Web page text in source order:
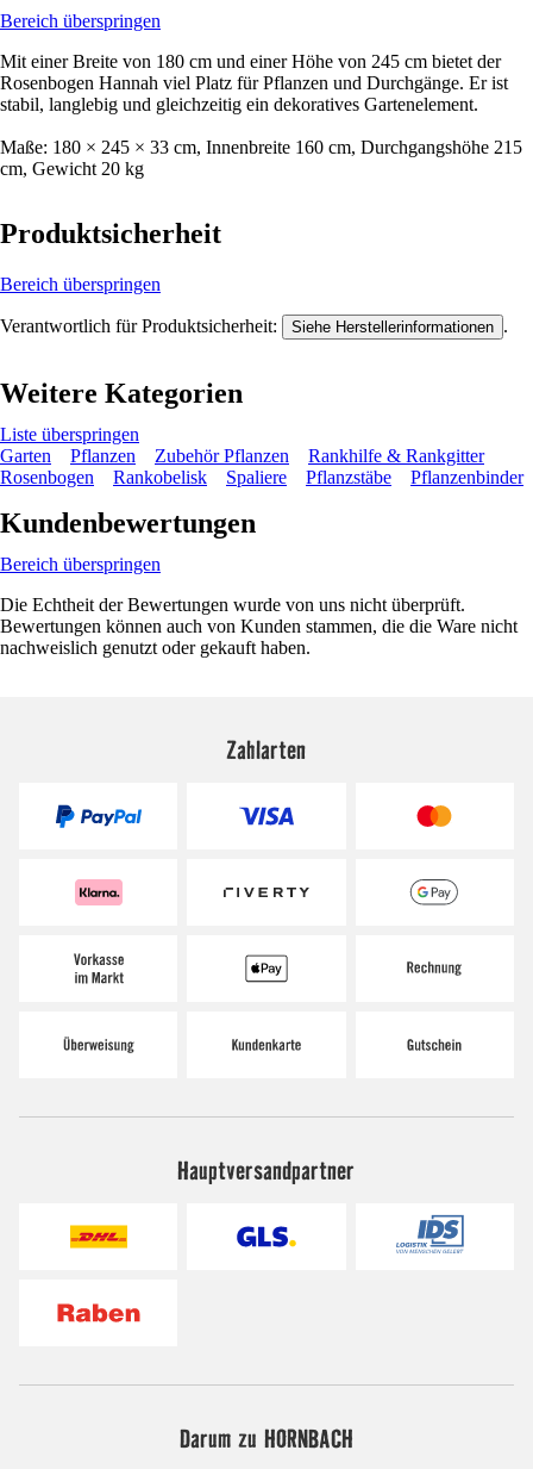
Bereich überspringen
Mit einer Breite von 180 cm und einer Höhe von 245 cm bietet der
Rosenbogen Hannah viel Platz für Pflanzen und Durchgänge. Er ist
stabil, langlebig und gleichzeitig ein dekoratives Gartenelement.
Maße: 180 × 245 × 33 cm, Innenbreite 160 cm, Durchgangshöhe 215
cm, Gewicht 20 kg
Produktsicherheit
Bereich überspringen
Verantwortlich für Produktsicherheit: Siehe Herstellerinformationen .
Weitere Kategorien
Liste überspringen
Garten
Pflanzen Zubehör Pflanzen
Rankhilfe & Rankgitter
Rosenbogen
Rankobelisk Spaliere Pflanzstäbe Pflanzenbinder
Kundenbewertungen
Bereich überspringen
Die Echtheit der Bewertungen wurde von uns nicht überprüft.
Bewertungen können auch von Kunden stammen, die die Ware nicht
nachweislich genutzt oder gekauft haben.
Zahlarten
Hauptversandpartner
Darum zu HORNBACH